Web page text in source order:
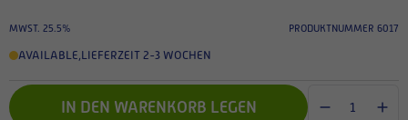
MWST. 25.5% PRODUKTNUMMER 6017
AVAILABLE,LIEFERZEIT 2-3 WOCHEN
IN DEN WARENKORB LEGEN